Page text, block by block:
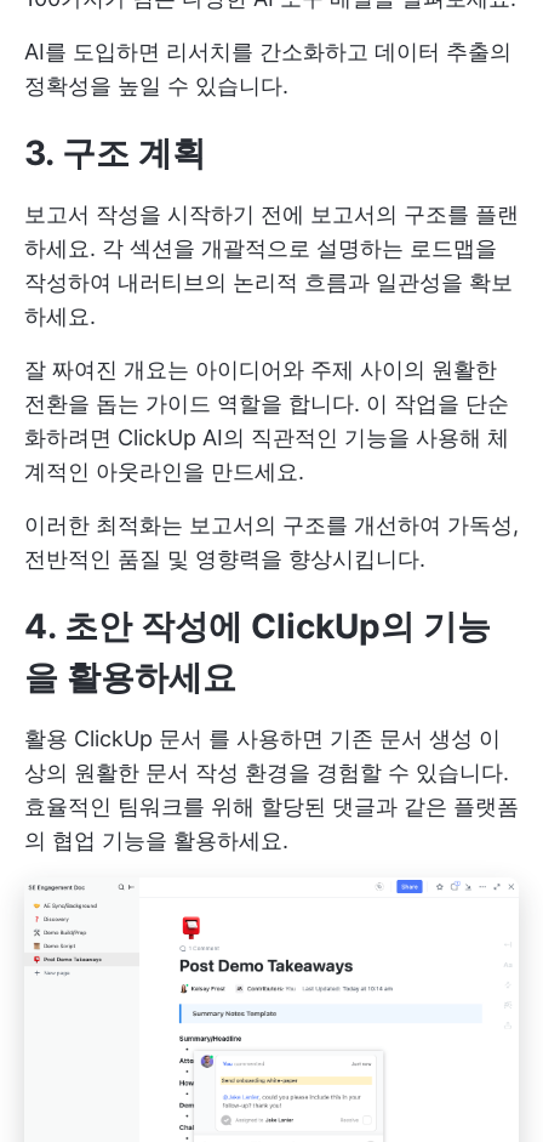
AI를 도입하면 리서치를 간소화하고 데이터 추출의
정확성을 높일 수 있습니다.
3. 구조 계획
보고서 작성을 시작하기 전에 보고서의 구조를 플랜
하세요. 각 섹션을 개괄적으로 설명하는 로드맵을
작성하여 내러티브의 논리적 흐름과 일관성을 확보
하세요.
잘 짜여진 개요는 아이디어와 주제 사이의 원활한
전환을 돕는 가이드 역할을 합니다. 이 작업을 단순
화하려면 ClickUp AI의 직관적인 기능을 사용해 체
계적인 아웃라인을 만드세요.
이러한 최적화는 보고서의 구조를 개선하여 가독성,
전반적인 품질 및 영향력을 향상시킵니다.
4. 초안 작성에 ClickUp의 기능
을 활용하세요
활용 ClickUp 문서 를 사용하면 기존 문서 생성 이
상의 원활한 문서 작성 환경을 경험할 수 있습니다.
효율적인 팀워크를 위해 할당된 댓글과 같은 플랫폼
의 협업 기능을 활용하세요.